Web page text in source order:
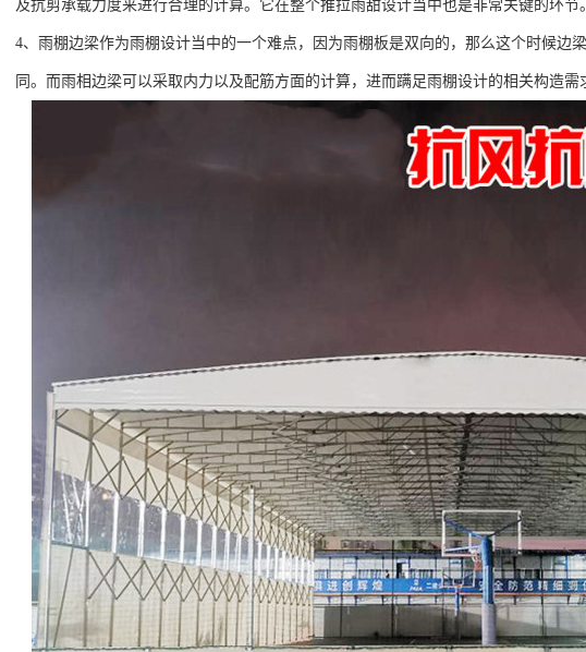
及抗剪承载力度来进行合理的计算。它在整个推拉雨甜设计当中也是非常关键的环节
4、雨棚边梁作为雨棚设计当中的一个难点，因为雨棚板是双向的，那么这个时候边
同。而雨相边梁可以采取内力以及配筋方面的计算，进而蹒足雨棚设计的相关构造需